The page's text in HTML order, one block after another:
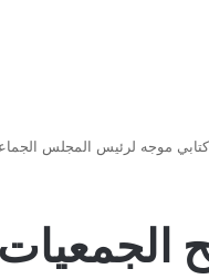
موجه لرئيس المجلس